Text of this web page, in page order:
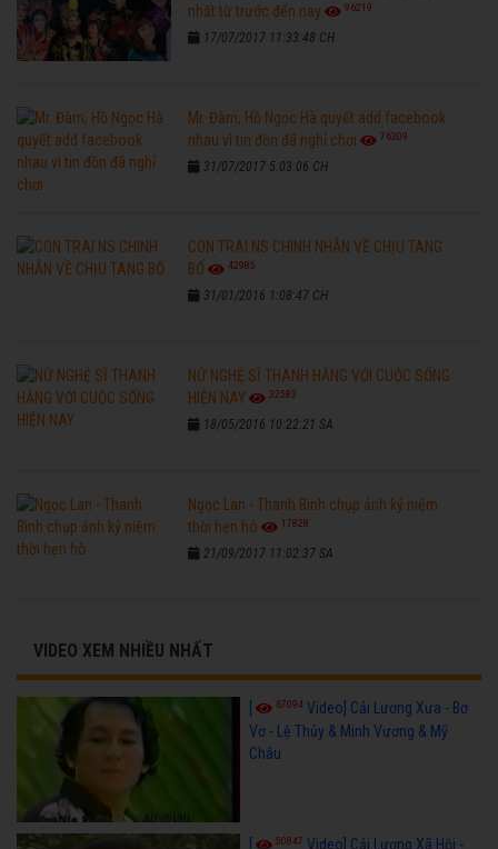
nhất từ trước đến nay
96219
17/07/2017 11:33:48 CH
Mr. Đàm, Hồ Ngọc Hà quyết add facebook
nhau vì tin đồn đã nghỉ chơi
76309
31/07/2017 5:03:06 CH
CON TRAI NS CHINH NHẪN VỀ CHỊU TANG
BỐ
42985
31/01/2016 1:08:47 CH
NỮ NGHỆ SĨ THANH HẰNG VỚI CUỘC SỐNG
HIỆN NAY
32583
18/05/2016 10:22:21 SA
Ngọc Lan - Thanh Bình chụp ảnh kỷ niệm
thời hẹn hò
17828
21/09/2017 11:02:37 SA
VIDEO XEM NHIỀU NHẤT
67094 Video] Cải Lương Xưa - Bơ
Vơ - Lệ Thủy & Minh Vương & Mỹ
Châu
50847 Video] Cải Lương Xã Hội -